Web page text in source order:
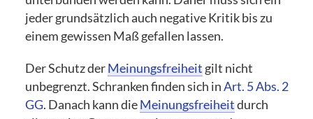
jeder grundsätzlich auch negative Kritik bis zu
einem gewissen Maß gefallen lassen.
Der Schutz derMeinungsfreiheitgilt nicht
unbegrenzt. Schranken finden sich inArt. 5 Abs. 2
GG. Danach kann dieMeinungsfreiheitdurch